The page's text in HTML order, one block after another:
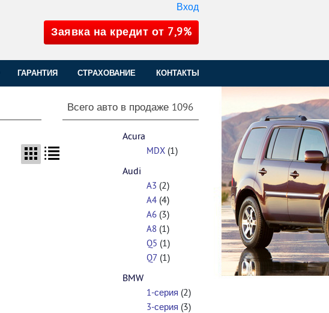
Вход
Заявка на кредит от 7,9%
ГАРАНТИЯ СТРАХОВАНИЕ КОНТАКТЫ
Всего авто в продаже 1096
Acura
MDX(1)
Audi
A3 (2)
A4(4)
A6(3)
A8 (1)
Q5 (1)
Q7(1)
BMW
1-серия (2)
3-серия (3)